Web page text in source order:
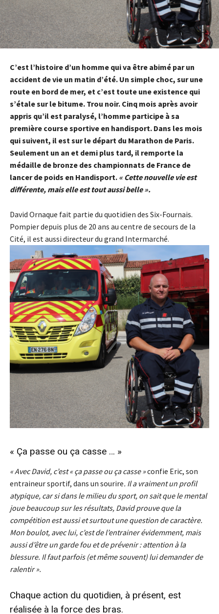
C’est l’histoire d’un homme qui va être abimé par un
accident de vie un matin d’été. Un simple choc, sur une
route en bord de mer, et c’est toute une existence qui
s’étale sur le bitume. Trou noir. Cinq mois après avoir
appris qu’il est paralysé, l’homme participe à sa
première course sportive en handisport. Dans les mois
qui suivent, il est sur le départ du Marathon de Paris.
Seulement un an et demi plus tard, il remporte la
médaille de bronze des championnats de France de
lancer de poids en Handisport. « Cette nouvelle vie est
différente, mais elle est tout aussi belle ».
David Ornaque fait partie du quotidien des Six-Fournais.
Pompier depuis plus de 20 ans au centre de secours de la
Cité, il est aussi directeur du grand Intermarché.
« Ça passe ou ça casse … »
« Avec David, c’est « ça passe ou ça casse »confie Eric, son
entraineur sportif, dans un sourire. Il a vraiment un profil
atypique, car si dans le milieu du sport, on sait que le mental
joue beaucoup sur les résultats, David prouve que la
compétition est aussi et surtout une question de caractère.
Mon boulot, avec lui, c’est de l’entrainer évidemment, mais
aussi d’être un garde fou et de prévenir : attention à la
blessure. Il faut parfois (et même souvent) lui demander de
ralentir ».
Chaque action du quotidien, à présent, est
réalisée à la force des bras.